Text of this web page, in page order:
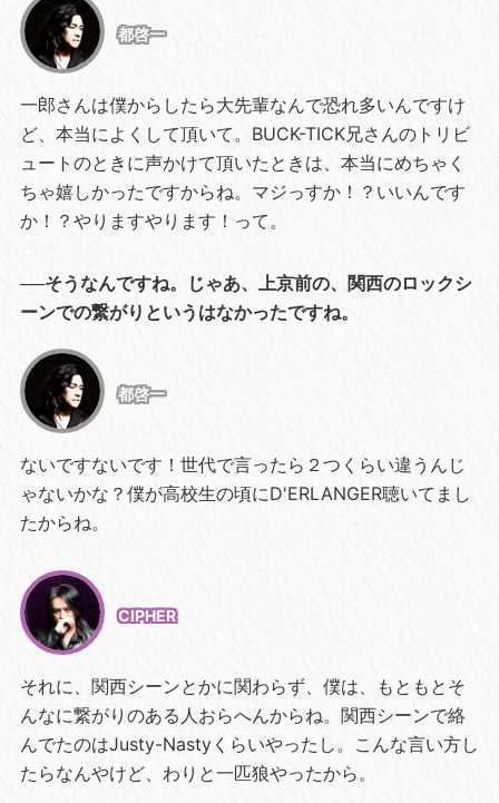
都啓一
一郎さんは僕からしたら大先輩なんで恐れ多いんですけ
ど、本当によくして頂いて。BUCK-TICK兄さんのトリビ
ュートのときに声かけて頂いたときは、本当にめちゃく
ちゃ嬉しかったですからね。マジっすか！？いいんです
か！？やりますやります！って。
──そうなんですね。じゃあ、上京前の、関西のロックシ
ーンでの繋がりというはなかったですね。
都啓一
ないですないです！世代で言ったら２つくらい違うんじ
ゃないかな？僕が高校生の頃にD'ERLANGER聴いてまし
たからね。
CIPHER
それに、関西シーンとかに関わらず、僕は、もともとそ
んなに繋がりのある人おらへんからね。関西シーンで絡
んでたのはJusty-Nastyくらいやったし。こんな言い方し
たらなんやけど、わりと一匹狼やったから。